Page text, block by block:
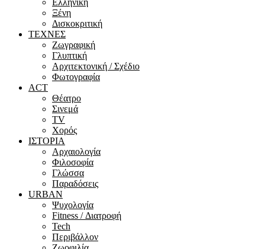
Ελληνική
Ξένη
Δισκοκριτική
ΤΕΧΝΕΣ
Ζωγραφική
Γλυπτική
Αρχιτεκτονική / Σχέδιο
Φωτογραφία
ACT
Θέατρο
Σινεμά
ΤV
Χορός
ΙΣΤΟΡΙΑ
Αρχαιολογία
Φιλοσοφία
Γλώσσα
Παραδόσεις
URBAN
Ψυχολογία
Fitness / Διατροφή
Tech
Περιβάλλον